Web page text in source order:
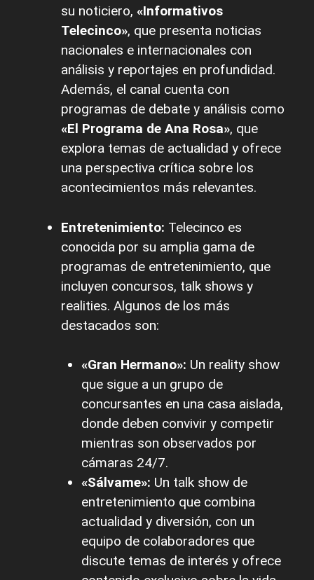
su noticiero, «Informativos
Telecinco», que presenta noticias
nacionales e internacionales con
análisis y reportajes en profundidad.
Además, el canal cuenta con
programas de debate y análisis como
«El Programa de Ana Rosa», que
explora temas de actualidad y ofrece
una perspectiva crítica sobre los
acontecimientos más relevantes.
Entretenimiento: Telecinco es
conocida por su amplia gama de
programas de entretenimiento, que
incluyen concursos, talk shows y
realities. Algunos de los más
destacados son:
«Gran Hermano»: Un reality show
que sigue a un grupo de
concursantes en una casa aislada,
donde deben convivir y competir
mientras son observados por
cámaras 24/7.
«Sálvame»: Un talk show de
entretenimiento que combina
actualidad y diversión, con un
equipo de colaboradores que
discute temas de interés y ofrece